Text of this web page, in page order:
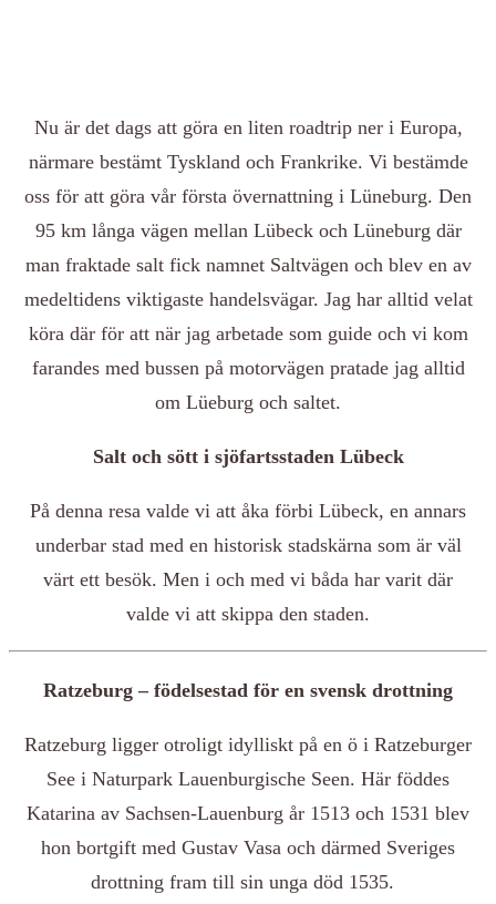
Nu är det dags att göra en liten roadtrip ner i Europa,
närmare bestämt Tyskland och Frankrike. Vi bestämde
oss för att göra vår första övernattning i Lüneburg. Den
95 km långa vägen mellan Lübeck och Lüneburg där
man fraktade salt fick namnet Saltvägen och blev en av
medeltidens viktigaste handelsvägar. Jag har alltid velat
köra där för att när jag arbetade som guide och vi kom
farandes med bussen på motorvägen pratade jag alltid
om Lüeburg och saltet.
Salt och sött i sjöfartsstaden Lübeck
På denna resa valde vi att åka förbi Lübeck, en annars
underbar stad med en historisk stadskärna som är väl
värt ett besök. Men i och med vi båda har varit där
valde vi att skippa den staden.
Ratzeburg – födelsestad för en svensk drottning
Ratzeburg ligger otroligt idylliskt på en ö i Ratzeburger
See i Naturpark Lauenburgische Seen. Här föddes
Katarina av Sachsen-Lauenburg år 1513 och 1531 blev
hon bortgift med Gustav Vasa och därmed Sveriges
drottning fram till sin unga död 1535.